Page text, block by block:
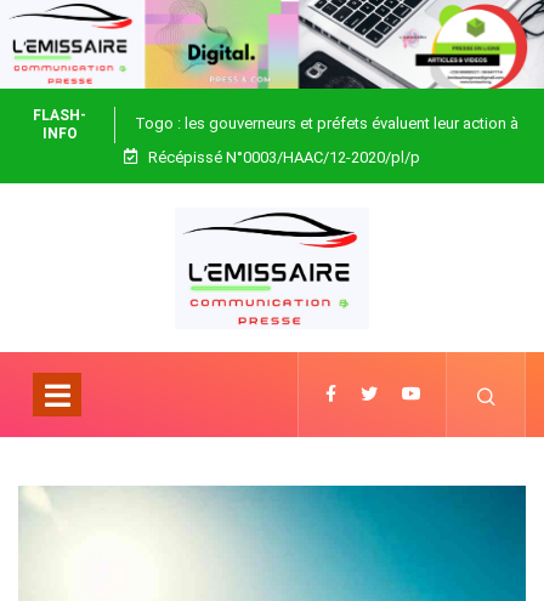
FLASH-
INFO
Togo : les gouverneurs et préfets évaluent leur action à
Blitta
Récépissé N°0003/HAAC/12-2020/pl/p